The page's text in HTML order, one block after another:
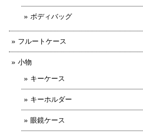
ボディバッグ
フルートケース
小物
キーケース
キーホルダー
眼鏡ケース